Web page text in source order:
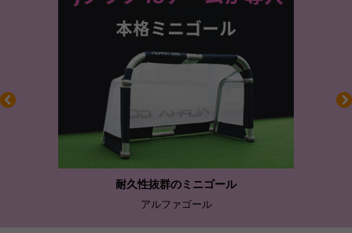
耐久性抜群のミニゴール
アルファゴール